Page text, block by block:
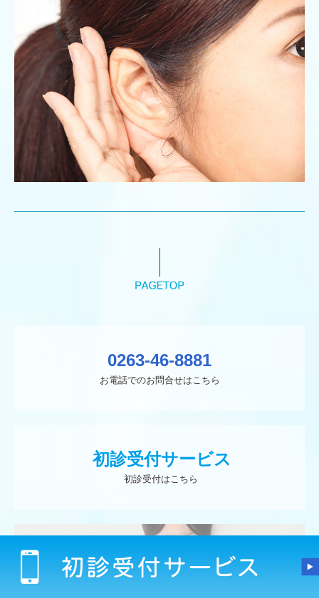
0263-46-8881
お電話でのお問合せはこちら
初診受付サービス
初診受付はこちら
再診受付サービス
再診受付はこちら